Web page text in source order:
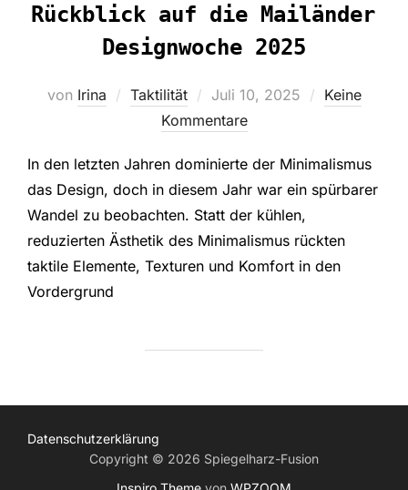
Rückblick auf die Mailänder
Designwoche 2025
von Irina Taktilität
Veröffentlicht
am
Juli 10, 2025
Keine
Kommentare
In den letzten Jahren dominierte der Minimalismus
das Design, doch in diesem Jahr war ein spürbarer
Wandel zu beobachten. Statt der kühlen,
reduzierten Ästhetik des Minimalismus rückten
taktile Elemente, Texturen und Komfort in den
Vordergrund
Datenschutzerklärung
Copyright © 2026 Spiegelharz-Fusion